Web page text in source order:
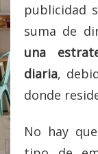
publicidad
suma de
una
diaria,
donde
No hay